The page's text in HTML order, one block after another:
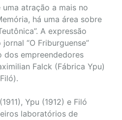
atração a mais no
há uma área sobre
A expressão
“O Friburguense”
dos empreendedores
Falck (Fábrica Ypu)
Ypu (1912) e Filó
laboratórios de